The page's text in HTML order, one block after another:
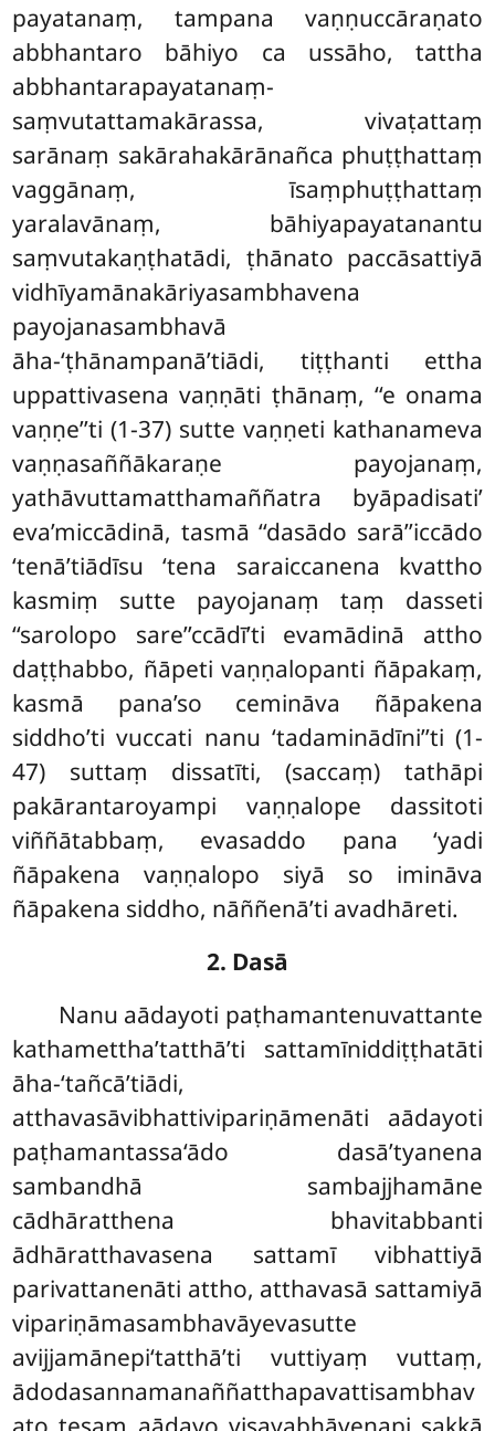
payatanaṃ, tampana vaṇṇuccāraṇato
abbhantaro bāhiyo ca ussāho, tattha
abbhantarapayatanaṃ-
saṃvutattamakārassa, vivaṭattaṃ
sarānaṃ sakārahakārānañca phuṭṭhattaṃ
vaggānaṃ, īsaṃphuṭṭhattaṃ
yaralavānaṃ, bāhiyapayatanantu
saṃvutakaṇṭhatādi, ṭhānato paccāsattiyā
vidhīyamānakāriyasambhavena
payojanasambhavā
āha-‘ṭhānampanā’tiādi, tiṭṭhanti ettha
uppattivasena vaṇṇāti ṭhānaṃ, ‘‘e onama
vaṇṇe’’ti (1-37) sutte vaṇṇeti kathanameva
vaṇṇasaññākaraṇe payojanaṃ,
yathāvuttamatthamaññatra byāpadisati’
eva’miccādinā, tasmā ‘‘dasādo sarā’’iccādo
‘tenā’tiādīsu ‘tena saraiccanena kvattho
kasmiṃ sutte payojanaṃ taṃ dasseti
‘‘sarolopo sare’’ccādī’ti evamādinā attho
daṭṭhabbo, ñāpeti vaṇṇalopanti ñāpakaṃ,
kasmā pana’so cemināva ñāpakena
siddho’ti vuccati nanu ‘tadaminādīni’’ti (1-
47) suttaṃ dissatīti, (saccaṃ) tathāpi
pakārantaroyampi vaṇṇalope dassitoti
viññātabbaṃ, evasaddo pana ‘yadi
ñāpakena vaṇṇalopo siyā so imināva
ñāpakena siddho, nāññenā’ti avadhāreti.
2. Dasā
Nanu aādayoti paṭhamantenuvattante
kathamettha’tatthā’ti sattamīniddiṭṭhatāti
āha-‘tañcā’tiādi,
atthavasāvibhattivipariṇāmenāti aādayoti
paṭhamantassa‘ādo dasā’tyanena
sambandhā sambajjhamāne
cādhāratthena bhavitabbanti
ādhāratthavasena sattamī vibhattiyā
parivattanenāti attho, atthavasā sattamiyā
vipariṇāmasambhavāyevasutte
avijjamānepi‘tatthā’ti vuttiyaṃ vuttaṃ,
ādodasannamanaññatthapavattisambhav